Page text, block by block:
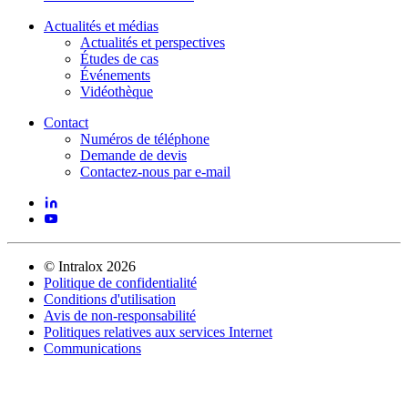
Actualités et médias
Actualités et perspectives
Études de cas
Événements
Vidéothèque
Contact
Numéros de téléphone
Demande de devis
Contactez-nous par e-mail
© Intralox 2026
Politique de confidentialité
Conditions d'utilisation
Avis de non-responsabilité
Politiques relatives aux services Internet
Communications